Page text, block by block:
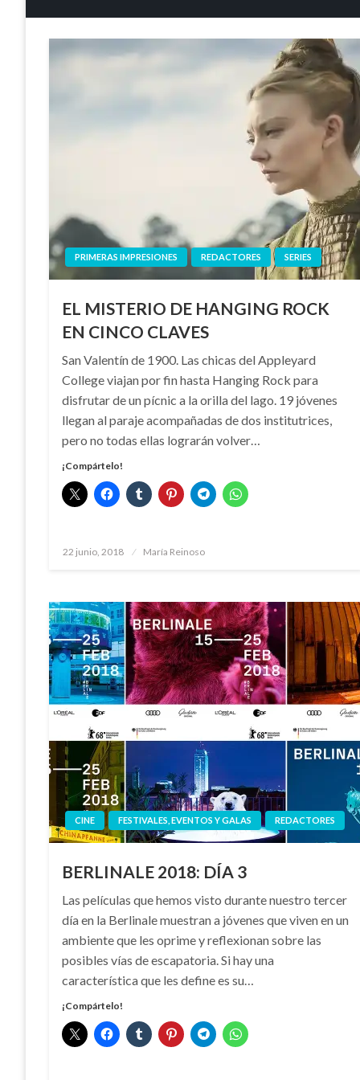
PRIMERAS IMPRESIONES REDACTORES SERIES
EL MISTERIO DE HANGING ROCK
EN CINCO CLAVES
San Valentín de 1900. Las chicas del Appleyard
College viajan por fin hasta Hanging Rock para
disfrutar de un pícnic a la orilla del lago. 19 jóvenes
llegan al paraje acompañadas de dos institutrices,
pero no todas ellas lograrán volver…
¡Compártelo!
Publicado
22 junio, 2018 María Reinoso
CINE FESTIVALES, EVENTOS Y GALAS REDACTORES
BERLINALE 2018: DÍA 3
Las películas que hemos visto durante nuestro tercer
día en la Berlinale muestran a jóvenes que viven en un
ambiente que les oprime y reflexionan sobre las
posibles vías de escapatoria. Si hay una
característica que les define es su…
¡Compártelo!